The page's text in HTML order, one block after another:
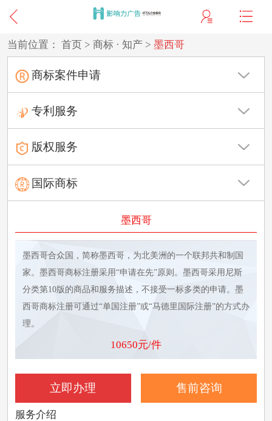
当前位置： 首页 > 商标 · 知产 > 墨西哥
商标案件申请
专利服务
版权服务
国际商标
墨西哥
墨西哥合众国，简称墨西哥，为北美洲的一个联邦共和制国
家。墨西哥商标注册采用“申请在先”原则。墨西哥采用尼斯
分类第10版的商品和服务描述，不接受一标多类的申请。墨
西哥商标注册可通过“单国注册”或“马德里国际注册”的方式办
理。
10650元/件
立即办理 售前咨询
服务介绍